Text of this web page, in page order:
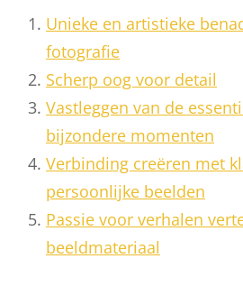
Unieke en artistieke
fotografie
Scherp oog voor detail
Vastleggen van de
bijzondere momenten
Verbinding creëren met
persoonlijke beelden
Passie voor verhalen
beeldmateriaal